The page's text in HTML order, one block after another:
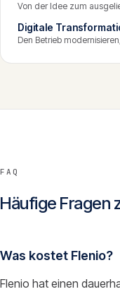
Von der Idee zum
Digitale
Den Betrieb
FAQ
Häufige Fragen
Was kostet Flenio?
Flenio hat einen